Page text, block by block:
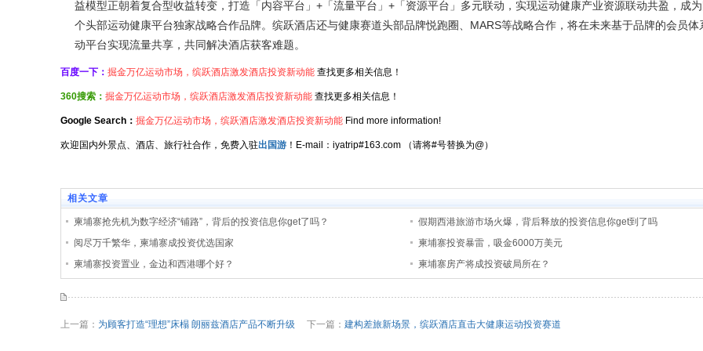
益模型正朝着复合型收益转变，打造「内容平台」+「流量平台」+「资源平台」多元联动，实现运动健康产业资源联动共盈，成
个头部运动健康平台独家战略合作品牌。缤跃酒店还与健康赛道头部品牌悦跑圈、MARS等战略合作，将在未来基于品牌的会员体
动平台实现流量共享，共同解决酒店获客难题。
百度一下： 掘金万亿运动市场，缤跃酒店激发酒店投资新动能 查找更多相关信息！
360搜索： 掘金万亿运动市场，缤跃酒店激发酒店投资新动能 查找更多相关信息！
Google Search： 掘金万亿运动市场，缤跃酒店激发酒店投资新动能 Find more information!
欢迎国内外景点、酒店、旅行社合作，免费入驻出国游 ！E-mail：iyatrip#163.com （请将#号替换为@）
相关文章
柬埔寨抢先机为数字经济“铺路”，背后的投资信息你get了吗？
假期西港旅游市场火爆，背后释放的投资信息你get到了吗
阅尽万千繁华，柬埔寨成投资优选国家
柬埔寨投资暴雷，吸金6000万美元
柬埔寨投资置业，金边和西港哪个好？
柬埔寨房产将成投资破局所在？
上一篇： 为顾客打造“理想”床榻 朗丽兹酒店产品不断升级 下一篇： 建构差旅新场景，缤跃酒店直击大健康运动投资赛道